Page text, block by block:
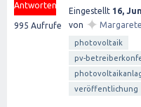
Antworten
995 Aufrufe
Eingestellt 16,
von ✦
photovoltaik
pv-
veröffentlichung